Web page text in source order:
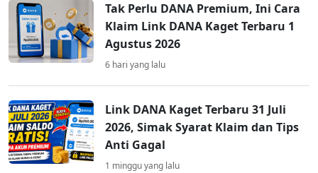
Tak Perlu DANA Premium, Ini Cara
Klaim Link DANA Kaget Terbaru 1
Agustus 2026
6 hari yang lalu
Link DANA Kaget Terbaru 31 Juli
2026, Simak Syarat Klaim dan Tips
Anti Gagal
1 minggu yang lalu